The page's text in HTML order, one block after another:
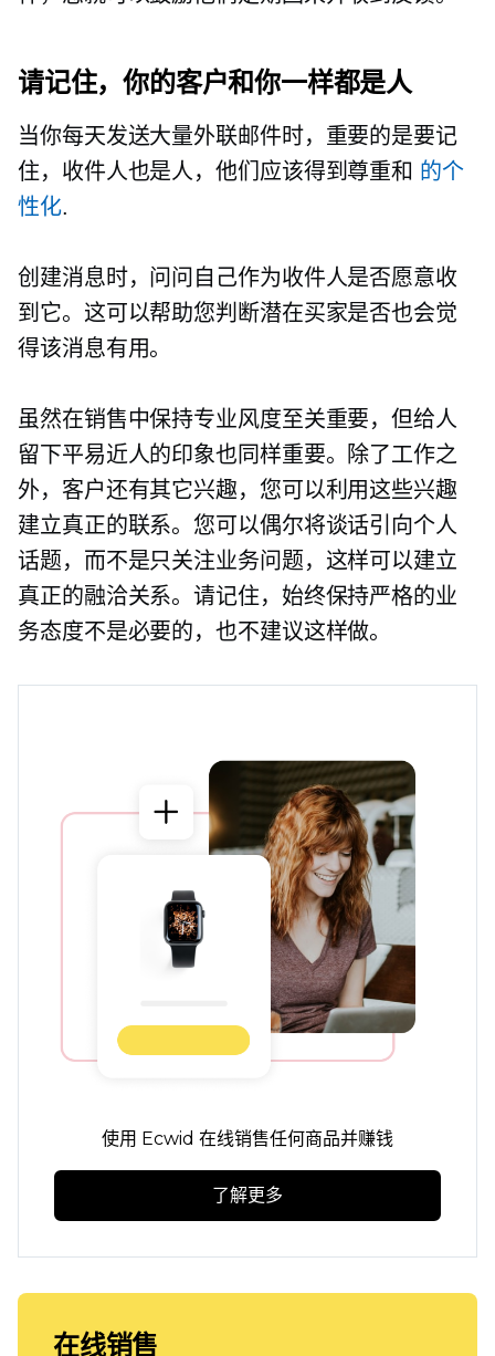
请记住，你的客户和你一样都是人
当你每天发送大量外联邮件时，重要的是要记
住，收件人也是人，他们应该得到尊重和 的个
性化.
创建消息时，问问自己作为收件人是否愿意收
到它。这可以帮助您判断潜在买家是否也会觉
得该消息有用。
虽然在销售中保持专业风度至关重要，但给人
留下平易近人的印象也同样重要。除了工作之
外，客户还有其它兴趣，您可以利用这些兴趣
建立真正的联系。您可以偶尔将谈话引向个人
话题，而不是只关注业务问题，这样可以建立
真正的融洽关系。请记住，始终保持严格的业
务态度不是必要的，也不建议这样做。
使用 Ecwid 在线销售任何商品并赚钱
了解更多
在线销售